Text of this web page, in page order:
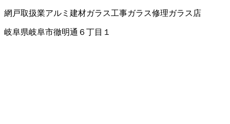
網戸取扱業アルミ建材ガラス工事ガラス修理ガラス店
岐阜県岐阜市徹明通６丁目１